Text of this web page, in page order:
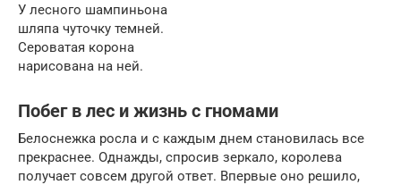
У лесного шампиньона
шляпа чуточку темней.
Сероватая корона
нарисована на ней.
Побег в лес и жизнь с гномами
Белоснежка росла и с каждым днем становилась все
прекраснее. Однажды, спросив зеркало, королева
получает совсем другой ответ. Впервые оно решило,